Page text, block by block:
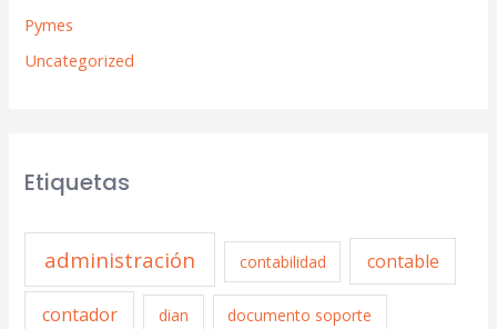
Pymes
Uncategorized
Etiquetas
administración contabilidad contable
contador dian documento soporte